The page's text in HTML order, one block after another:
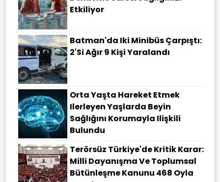
Etkiliyor
Batman'da Iki Minibüs Çarpıştı:
2'si Ağır 9 Kişi Yaralandı
Orta Yaşta Hareket Etmek
Ilerleyen Yaşlarda Beyin
Sağlığını Korumayla Ilişkili
Bulundu
Terörsüz Türkiye'de Kritik Karar:
Milli Dayanışma Ve Toplumsal
Bütünleşme Kanunu 468 Oyla